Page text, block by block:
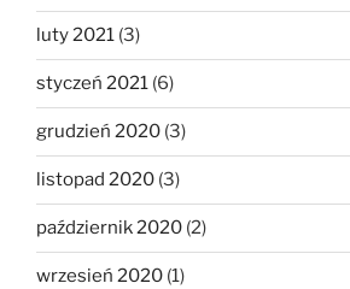
luty 2021 (3)
styczeń 2021 (6)
grudzień 2020 (3)
listopad 2020 (3)
październik 2020 (2)
wrzesień 2020 (1)